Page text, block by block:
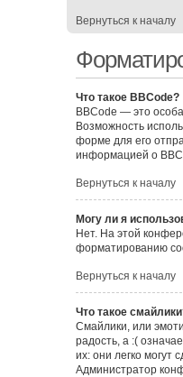
Вернуться к началу
Что такое BBCode?
BBCode — это
Возможность
форме для его
информацией о
Вернуться к началу
Могу ли я
Нет. На этой
форматированию
Вернуться к началу
Что такое
Смайлики, или
радость, а :(
их: они легко
Администратор